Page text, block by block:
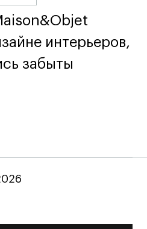
с господдержкой
образовательной
«Универсальный
интерьеров,
забыты
интерьеров,
забыты